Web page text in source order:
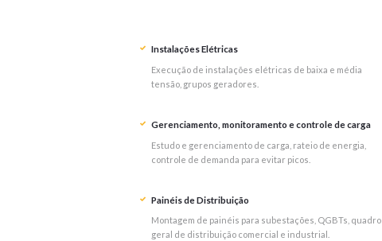
Instalações Elétricas
Execução de instalações elétricas de baixa e média
tensão, grupos geradores.
Gerenciamento, monitoramento e controle de carga
Estudo e gerenciamento de carga, rateio de energia,
controle de demanda para evitar picos.
Painéis de Distribuição
Montagem de painéis para subestações, QGBTs, quadro
geral de distribuição comercial e industrial.